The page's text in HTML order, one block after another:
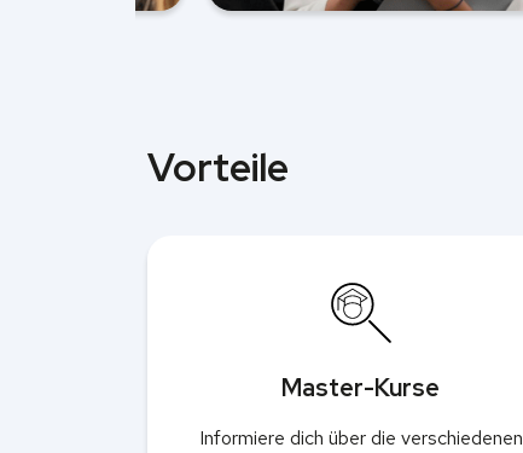
Vorteile
Master-Kurse
Informiere dich über die verschiedenen